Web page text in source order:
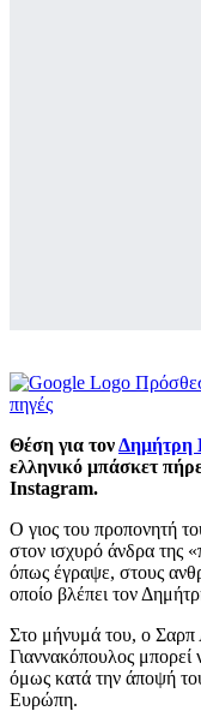
πηγές
Θέση για τονΔημήτρη
ελληνικό μπάσκετ
Instagram.
Ο γιος του προπονητή
στον ισχυρό άνδρα της
όπως έγραψε, στους
οποίο βλέπει τον
Στο μήνυμά του, ο Σαρπ
Γιαννακόπουλος μπορεί
όμως κατά την άποψή
Ευρώπη.